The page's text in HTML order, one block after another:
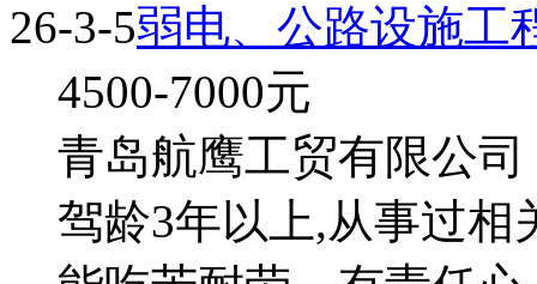
26-3-5弱电、公路设施工
4500-7000元
青岛航鹰工贸有限公
驾龄3年以上,从事过相